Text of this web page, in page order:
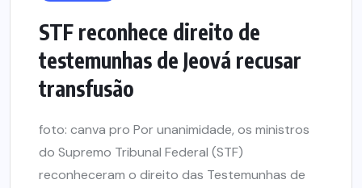
STF reconhece direito de
testemunhas de Jeová recusar
transfusão
foto: canva pro Por unanimidade, os ministros
do Supremo Tribunal Federal (STF)
reconheceram o direito das Testemunhas de